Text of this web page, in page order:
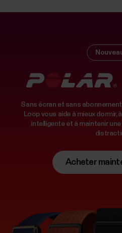
Sans écran et sans
Loop vous aide à mieux dormir,
intelligente et à maintenir
Acheter